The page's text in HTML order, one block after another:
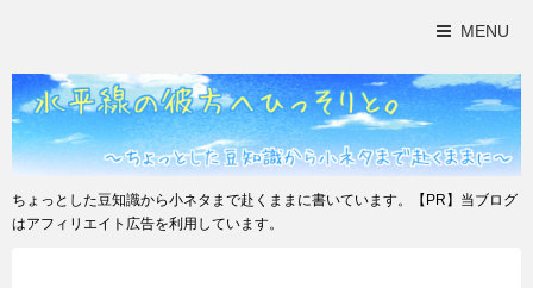
MENU
ちょっとした豆知識から小ネタまで赴くままに書いています。【PR】当ブログ
はアフィリエイト広告を利用しています。